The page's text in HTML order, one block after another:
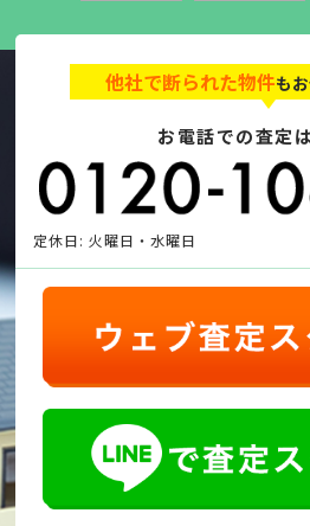
他社で断られた物件も
お電話での査定
定休日: 火曜日・水曜日